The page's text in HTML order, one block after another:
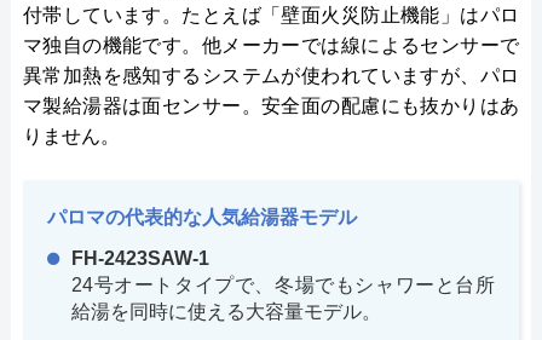
付帯しています。たとえば「壁面火災防止機能」はパロ
マ独自の機能です。他メーカーでは線によるセンサーで
異常加熱を感知するシステムが使われていますが、パロ
マ製給湯器は面センサー。安全面の配慮にも抜かりはあ
りません。
パロマの代表的な人気給湯器モデル
FH-2423SAW-1
24号オートタイプで、冬場でもシャワーと台所
給湯を同時に使える大容量モデル。